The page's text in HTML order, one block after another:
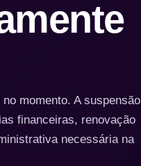
momento. A suspensão
financeiras, renovação
necessária na